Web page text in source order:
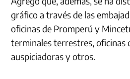
gráfico a través de las
oficinas de Promperú y
terminales terrestres, oficinas
auspiciadoras y otros.